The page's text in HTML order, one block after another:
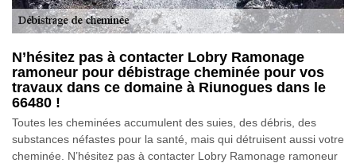
N’hésitez pas à contacter Lobry Ramonage
ramoneur pour débistrage cheminée pour vos
travaux dans ce domaine à Riunogues dans le
66480 !
Toutes les cheminées accumulent des suies, des débris, des
substances néfastes pour la santé, mais qui détruisent aussi votre
cheminée. N’hésitez pas à contacter Lobry Ramonage ramoneur